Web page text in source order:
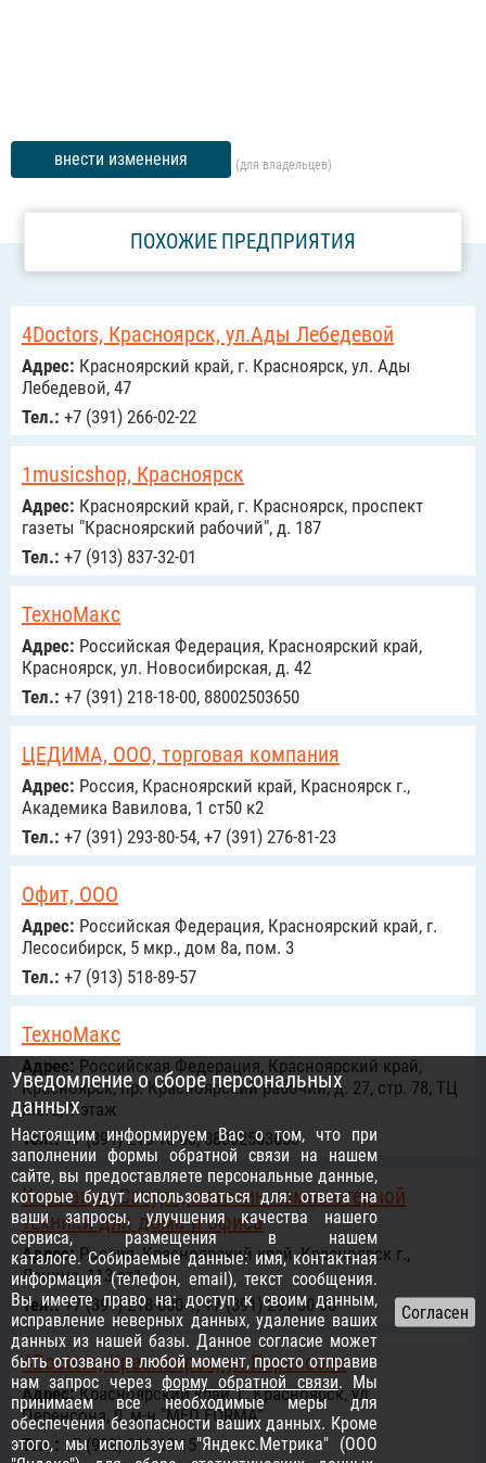
внести изменения (для владельцев)
ПОХОЖИЕ ПРЕДПРИЯТИЯ
4Doctors, Красноярск, ул.Ады Лебедевой
Адрес: Красноярский край, г. Красноярск, ул. Ады
Лебедевой, 47
Тел.: +7 (391) 266-02-22
1musicshop, Красноярск
Адрес: Красноярский край, г. Красноярск, проспект
газеты "Красноярский рабочий", д. 187
Тел.: +7 (913) 837-32-01
ТехноМакс
Адрес: Российcкая Федерация, Красноярский край,
Красноярск, ул. Новосибирская, д. 42
Тел.: +7 (391) 218-18-00, 88002503650
ЦЕДИМА, ООО, торговая компания
Адрес: Россия, Красноярский край, Красноярск г.,
Академика Вавилова, 1 ст50 к2
Тел.: +7 (391) 293-80-54, +7 (391) 276-81-23
Офит, ООО
Адрес: Российcкая Федерация, Красноярский край, г.
Лесосибирск, 5 мкр., дом 8а, пом. 3
Тел.: +7 (913) 518-89-57
ТехноМакс
Адрес: Российcкая Федерация, Красноярский край,
Красноярск, пр. Красноярский рабочий, д. 27, стр. 78, ТЦ
Мега, 1 этаж
Тел.:+7 (391) 218-18-00, 88002503650
Компания Сатурн, магазин компьютерной
техники для дома и офиса
Адрес:Россия, Красноярский край, Красноярск г.,
Ленина, 113 ст1
Тел.:+7 (391) 218-000-1, +7 (391) 291-30-30
4Doctors, Красноярск, ул.Перенсона
Адрес:Красноярский край, г. Красноярск, ул.
Перенсона, 9, м-н "MED FORMA"
Тел.: +7 (902) 910-60-15
Уведомление о сборе персональных
данных
Настоящим информируем Вас о том, что при
заполнении формы обратной связи на нашем
сайте, вы предоставляете персональные данные,
которые будут использоваться для: ответа на
ваши запросы, улучшения качества нашего
сервиса, размещения в нашем
каталоге. Собираемые данные: имя, контактная
информация (телефон, email), текст сообщения.
Вы имеете право на: доступ к своим данным,
исправление неверных данных, удаление ваших
данных из нашей базы. Данное согласие может
быть отозвано в любой момент, просто отправив
нам запрос через форму обратной связи. Мы
принимаем все необходимые меры для
обеспечения безопасности ваших данных. Кроме
этого, мы используем "Яндекс.Метрика" (ООО